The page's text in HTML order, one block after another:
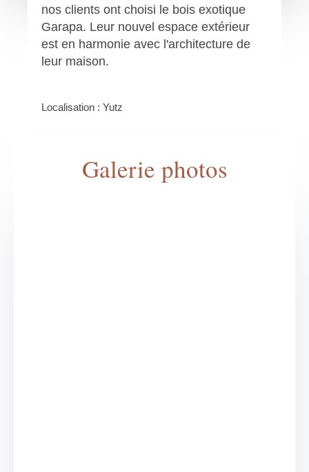
nos clients ont choisi le bois exotique
Garapa. Leur nouvel espace extérieur
est en harmonie avec l'architecture de
leur maison.
Localisation : Yutz
Galerie photos